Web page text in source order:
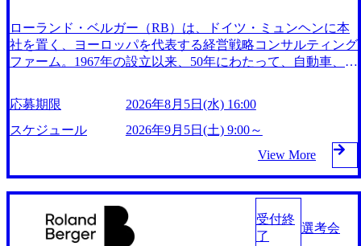
ングを表現するワードが数多く生み出されていることも、戦
略ファームの中でのその独自性と際立った特徴の表れであろ
う。 また、短期的な企業価値向上・株主価値向上ではなく
長期的な視点での成長を志向する事、経営学のセオリーに偏
社員の意思を尊重する事、アントレプレナーシップを尊重す
る企業文化などが挙げられる。 近年では最先端技術を擁す
る企業との提携・協業も多く、第一線で活躍するプレイヤー
たちと知識、経験、企業家的視点をコンサルティング能力と
融合させ、卓越した成果を追求している。 2026年10月3日
(土) 9:00～18:00 2026年9月2日(水) 16:00 平日お忙しい候補者
様にとってまとめて面接をお受けいただける機会となりま
す。 屋内禁煙(屋内喫煙所あり)
ローランド・ベルガー（RB）は、ドイツ・ミュンヘンに本
社を置く、ヨーロッパを代表する経営戦略コンサルティング
ファーム。1967年の設立以来、50年にわたって、自動車、消
融、情報通信、航空・運輸などのサービス業など幅広い業界
のクライアントに対する数多くのコンサルティング実績を残
してきた。 現在では、世界50ヵ所以上のオフィスを展開、2,
400人を超えるスタッフを擁し（2021年6月現在）、グローバ
ルな視点でのコンサルティングサービスを提供している。
東京オフィスは、1991年に設立され、以来、アジア地域の成
長の牽引力となってきた。特に現会長である遠藤功氏が社長
として就任した2000年以降、「動く戦略」を追求したコンサ
ルティングは多くのクライアントから高い評価を獲得し、こ
応募期限
2026年8月5日(水) 16:00
スケジュール
2026年9月5日(土) 9:00～
View More
受付終
了
選考会